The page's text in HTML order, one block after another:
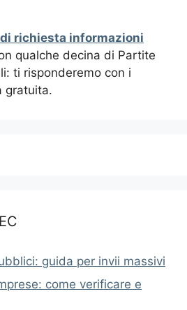
richiesta informazioni
qualche decina di Partite
ti risponderemo con i
gratuita.
guida per invii massivi
come verificare e